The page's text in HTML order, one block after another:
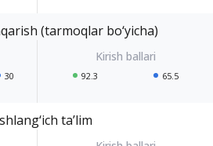
(tarmoqlar bo‘yicha)
30 92.3 65.5
ta’lim